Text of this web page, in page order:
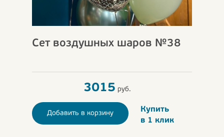
Сет воздушных шаров №38
3015 руб.
Добавить в корзину
Купить
в 1 клик